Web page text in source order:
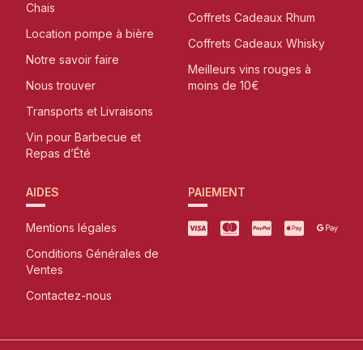
Chais
Location pompe à bière
Notre savoir faire
Nous trouver
Transports et Livraisons
Vin pour Barbecue et
Repas d’Été
Coffrets Cadeaux Rhum
Coffrets Cadeaux Whisky
Meilleurs vins rouges à
moins de 10€
AIDES
Mentions légales
Conditions Générales de
Ventes
Contactez-nous
PAIEMENT